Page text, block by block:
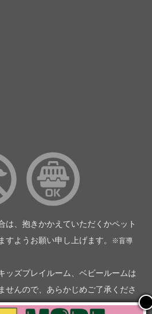
は、抱きかかえていただくかペット
ようお願い申し上げます。
※盲導
ッズプレイルーム、ベビールームは
せんので、あらかじめご了承くださ